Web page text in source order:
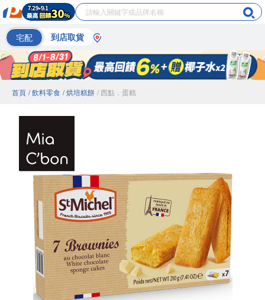
宅配 到店取貨
首頁 / 飲料零食 / 烘培糕餅 / 西點．蛋糕